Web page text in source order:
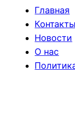
Главная
Контакты
Новости
О нас